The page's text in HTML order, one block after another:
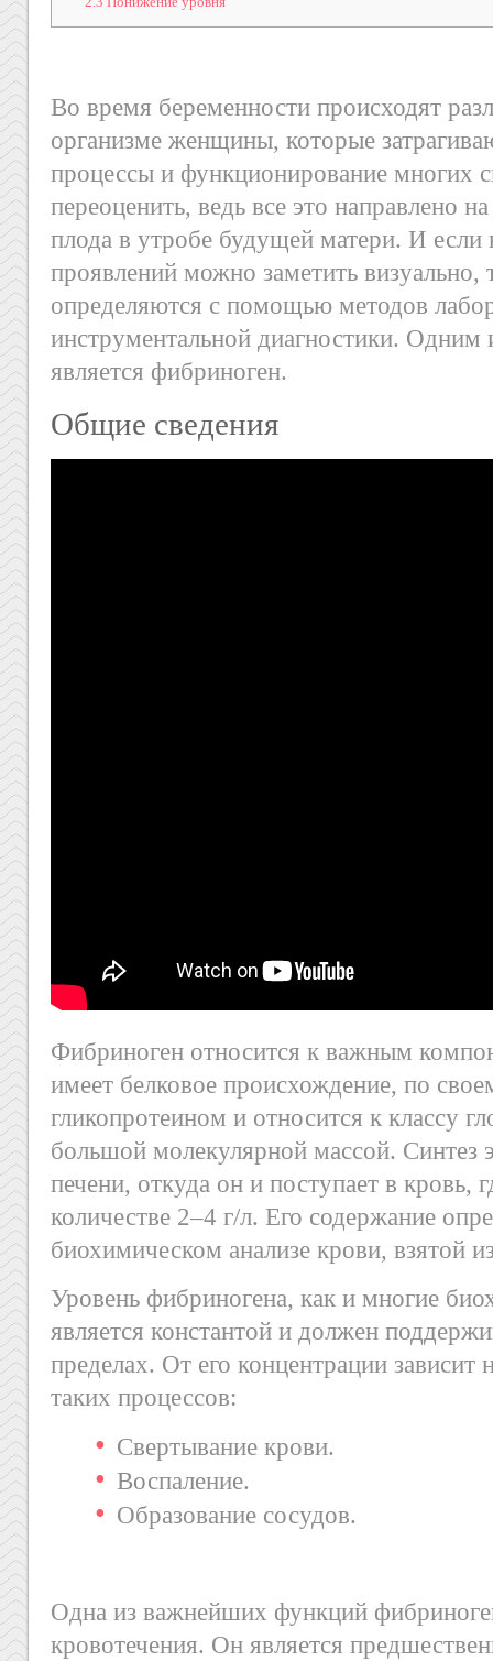
Во время беременности происходят
организме женщины, которые
процессы и функционирование многих
переоценить, ведь все это направлено
плода в утробе будущей матери. И
проявлений можно заметить визуально,
определяются с помощью методов
инструментальной диагностики. Одним
является фибриноген.
Общие сведения
Фибриноген относится к важным
имеет белковое происхождение, по
гликопротеином и относится к классу
большой молекулярной массой. Синтез
печени, откуда он и поступает в кровь,
количестве 2–4 г/л. Его содержание
биохимическом анализе крови, взятой
Уровень фибриногена, как и многие
является константой и должен
пределах. От его концентрации зависит
таких процессов:
Свертывание крови.
Воспаление.
Образование сосудов.
Одна из важнейших функций
кровотечения. Он является